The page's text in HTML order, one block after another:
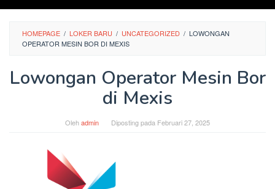
HOMEPAGE / LOKER BARU / UNCATEGORIZED / LOWONGAN
OPERATOR MESIN BOR DI MEXIS
Lowongan Operator Mesin Bor
di Mexis
Olehadmin Diposting pada Februari 27, 2025